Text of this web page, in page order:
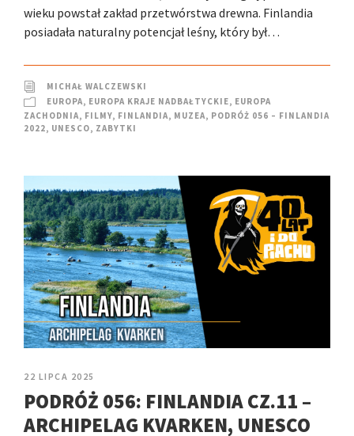
wieku powstał zakład przetwórstwa drewna. Finlandia
posiadała naturalny potencjał leśny, który był…
MICHAŁ WALCZEWSKI
EUROPA, EUROPA KRAJE NADBAŁTYCKIE, EUROPA
ZACHODNIA, FILMY, FINLANDIA, MUZEA, PODRÓŻ 056 – FINLANDIA
2022, UNESCO, ZABYTKI
22 LIPCA 2025
PODRÓŻ 056: FINLANDIA CZ.11 –
ARCHIPELAG KVARKEN, UNESCO